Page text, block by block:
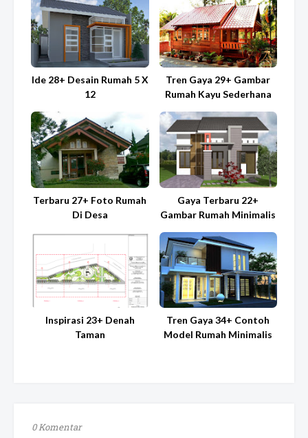
Ide 28+ Desain Rumah 5 X
12
Tren Gaya 29+ Gambar
Rumah Kayu Sederhana
Terbaru 27+ Foto Rumah
Di Desa
Gaya Terbaru 22+
Gambar Rumah Minimalis
Inspirasi 23+ Denah
Taman
Tren Gaya 34+ Contoh
Model Rumah Minimalis
0 Komentar